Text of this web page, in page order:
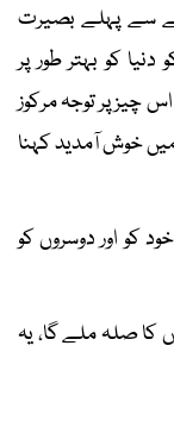
سے پہلے بصیرت
کو بہتر طور پر
چیز پر توجہ مرکوز
خوش آمدید کہنا
کو اور دوسروں کو
صلہ ملے گا، یہ